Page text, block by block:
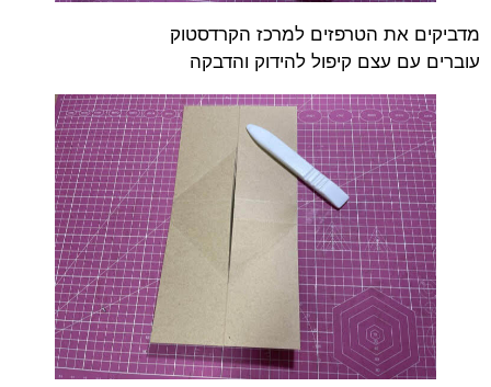
מדביקים את הטרפזים למרכז הקרדסטוק
עוברים עם עצם קיפול להידוק והדבקה